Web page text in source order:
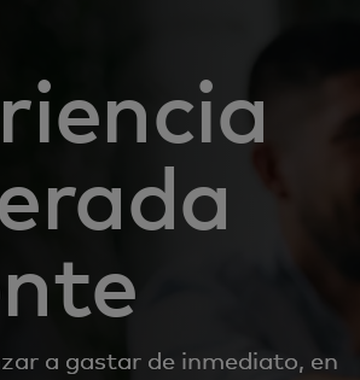
a gastar de inmediato, en